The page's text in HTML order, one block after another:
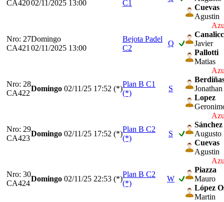
CA42002/11/2025 13:00
C1
Cuevas
Agustin
Nro: 27
CA421
Domingo
02/11/2025 13:00
Bejota Padel
C2
Q
Javier
Pallotti
Matias
Nro: 28
CA422
Domingo 02/11/25 17:52 (*)
Plan B C1
(*)
S
Jonathan
Lopez
Nro: 29
CA423
Domingo 02/11/25 17:52 (*)
Plan B C2
(*)
S
Augusto
Cuevas
Agustin
Nro: 30
CA424
Domingo 02/11/25 22:53 (*)
Plan B C2
(*)
W
Piazza
Mauro
López
Martin